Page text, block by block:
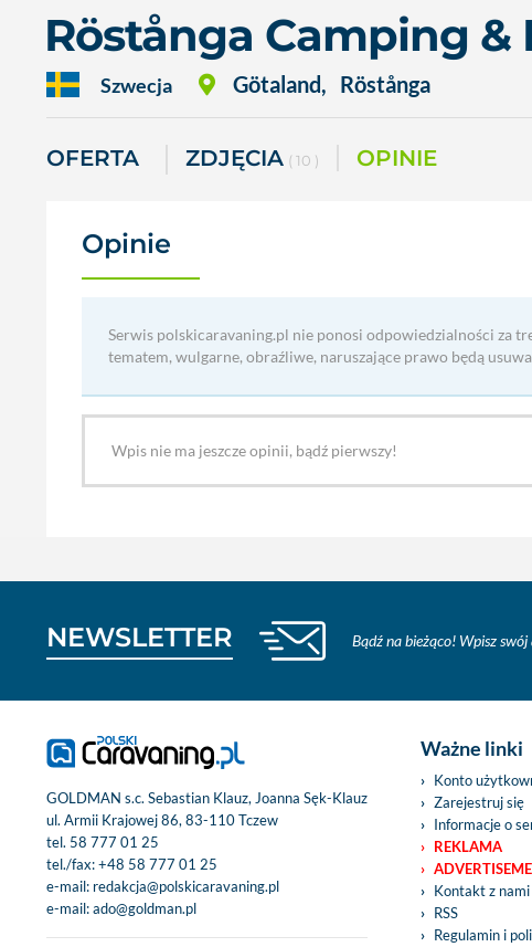
Röstånga Camping &
Szwecja Götaland, Röstånga
OFERTA ZDJĘCIA ( 10 ) OPINIE
Opinie
Serwis polskicaravaning.pl nie ponosi odpowiedzialności za
tematem, wulgarne, obraźliwe, naruszające prawo będą
Wpis nie ma jeszcze opinii, bądź pierwszy!
NEWSLETTER Bądź na bieżąco! Wpisz
GOLDMAN s.c. Sebastian Klauz, Joanna Sęk-Klauz
ul. Armii Krajowej 86, 83-110 Tczew
tel. 58 777 01 25
tel./fax:+48 58 777 01 25
e-mail: redakcja@polskicaravaning.pl
e-mail:ado@goldman.pl
Ważne linki
Konto
Zarejestruj się
Informacje o
REKLAMA
Kontakt z nami
RSS
Regulamin i